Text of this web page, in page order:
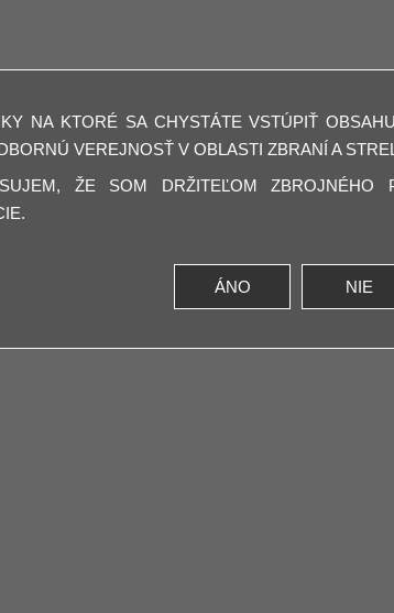
NA KTORÉ SA CHYSTÁTE VSTÚPIŤ
VEREJNOSŤ V OBLASTI ZBRANÍ A
ŽE SOM DRŽITEĽOM ZBROJNÉHO
ÁNO NIE